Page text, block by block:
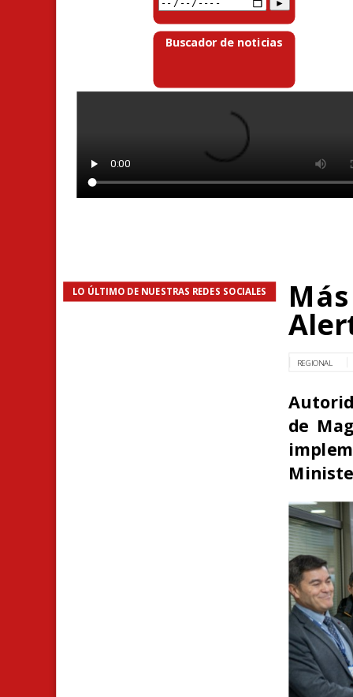
Buscador de noticias
LO ÚLTIMO DE NUESTRAS REDES SOCIALES
REGIONAL
de